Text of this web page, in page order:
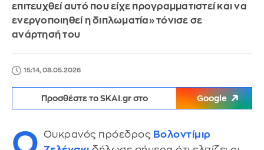
επιτευχθεί αυτό που είχε προγραμματιστεί και να
ενεργοποιηθεί η διπλωματία» τόνισε σε
ανάρτησή του
15:14, 08.05.2026
Προσθέστε το SKAI.gr στο Google
Ο Ουκρανός πρόεδρος Βολοντίμιρ